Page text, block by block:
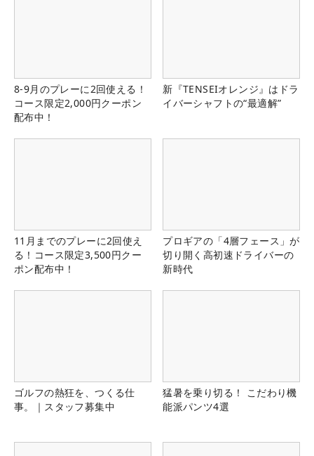
8-9月のプレーに2回使える！
コース限定2,000円クーポン
配布中！
新『TENSEIオレンジ』はドラ
イバーシャフトの“最適解”
11月までのプレーに2回使え
る！コース限定3,500円クー
ポン配布中！
プロギアの「4層フェース」が
切り開く高初速ドライバーの
新時代
ゴルフの熱狂を、つくる仕
事。｜スタッフ募集中
猛暑を乗り切る！ こだわり機
能派パンツ4選